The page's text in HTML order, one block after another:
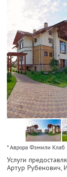
* Аврора Фэмили Клаб
Услуги
Артур Рубенович,